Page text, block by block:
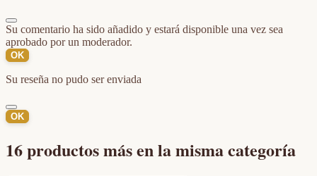
Su comentario ha sido añadido y estará disponible una vez sea
aprobado por un moderador.
OK
Su reseña no pudo ser enviada
OK
16 productos más en la misma categoría